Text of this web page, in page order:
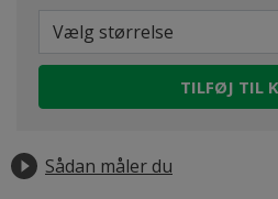
Vælg størrelse
TILFØJ TIL
Sådan måler du